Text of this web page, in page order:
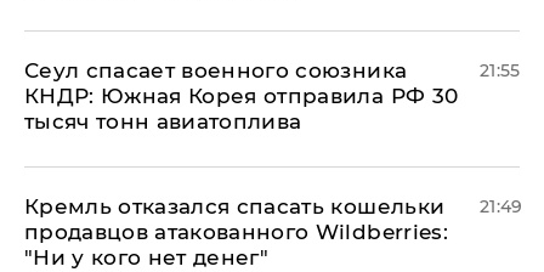
​Сеул спасает военного союзника
КНДР: Южная Корея отправила РФ 30
тысяч тонн авиатоплива
21:55
Кремль отказался спасать кошельки
продавцов атакованного Wildberries:
"Ни у кого нет денег"
21:49